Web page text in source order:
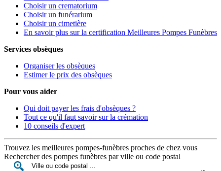
Choisir un crematorium
Choisir un funérarium
Choisir un cimetière
En savoir plus sur la certification Meilleures Pompes Funèbres
Services obsèques
Organiser les obsèques
Estimer le prix des obsèques
Pour vous aider
Qui doit payer les frais d'obsèques ?
Tout ce qu'il faut savoir sur la crémation
10 conseils d'expert
Trouvez les meilleures pompes-funèbres proches de chez vous
Rechercher des pompes funèbres par ville ou code postal